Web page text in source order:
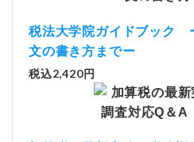
税法大学院ガイドブック
文の書き方までー
税込2,420円